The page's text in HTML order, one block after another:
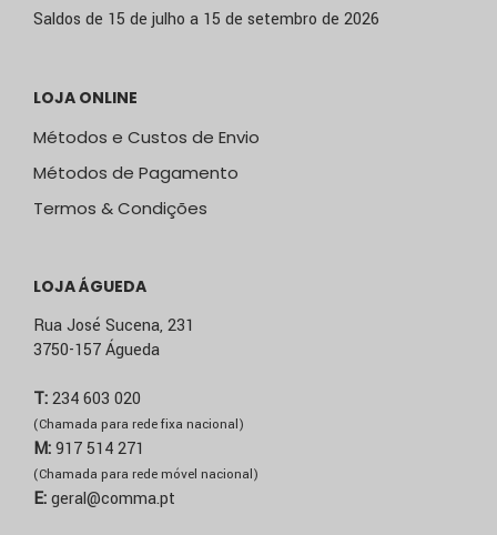
Saldos de 15 de julho a 15 de setembro de 2026
LOJA ONLINE
Métodos e Custos de Envio
Métodos de Pagamento
Termos & Condições
LOJA ÁGUEDA
Rua José Sucena, 231
3750-157 Águeda
T:234 603 020
(Chamada para rede fixa nacional)
M:917 514 271
(Chamada para rede móvel nacional)
E:geral@comma.pt